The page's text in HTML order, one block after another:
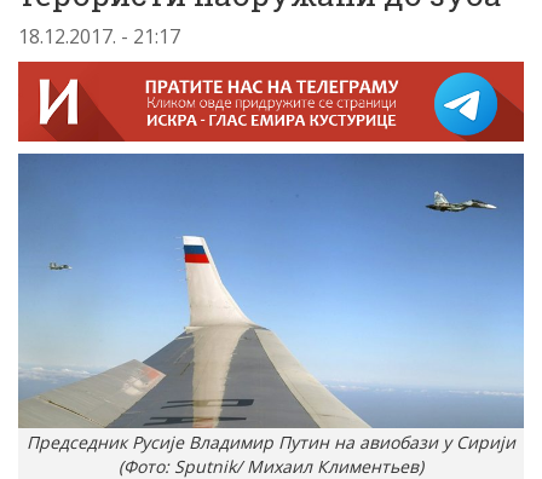
18.12.2017. - 21:17
Председник Русије Владимир Путин на авиобази у Сирији
(Фото: Sputnik/ Михаил Климентьев)